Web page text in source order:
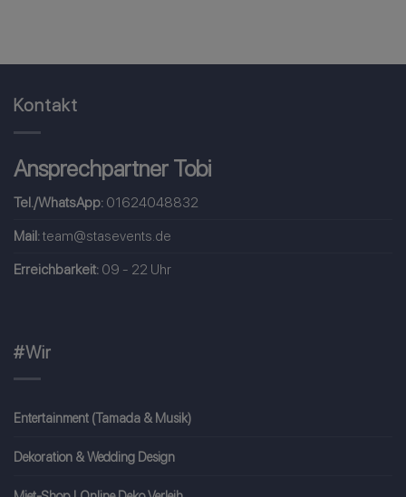
Kontakt
Ansprechpartner Tobi
Tel./WhatsApp: 01624048832
Mail:team@stasevents.de
Erreichbarkeit: 09 - 22 Uhr
#Wir
Entertainment (Tamada & Musik)
Dekoration & Wedding Design